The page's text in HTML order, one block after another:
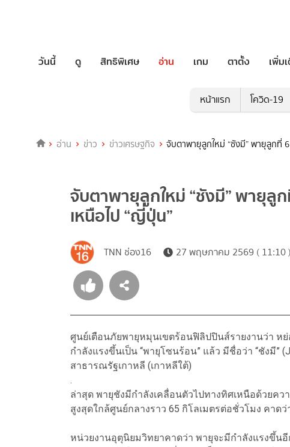
วันนี้ ดู สิทธิพิเศษ อ่าน เกม ตาตั้ง เพิ่ม
หน้าแรก โควิด-19
อ่าน ข่าว ข่าวเศรษฐกิจ จับตาพายุลูกใหม่ “ชังมี” พายุลูกที่
จับตาพายุลูกใหม่ “ชังมี” พายุลู
เหนือไป “ญี่ปุ่น”
TNN ช่อง16 27 พฤษภาคม 2569 ( 11:10 )
ศูนย์เตือนภัยพายุหมุนเขตร้อนฟิลิปปินส์รายงานว่า ห
กำลังแรงขึ้นเป็น “พายุโซนร้อน” แล้ว มีชื่อว่า “ชังมี”
สาธารณรัฐเกาหลี (เกาหลีใต้)
.
ล่าสุด พายุชังมีกำลังเคลื่อนตัวไปทางทิศเหนือด้วยค
สูงสุดใกล้ศูนย์กลางราว 65 กิโลเมตรต่อชั่วโมง คา
หน่วยงานอุตุนิยมวิทยาคาดว่า พายุจะมีกำลังแรงขึ้น